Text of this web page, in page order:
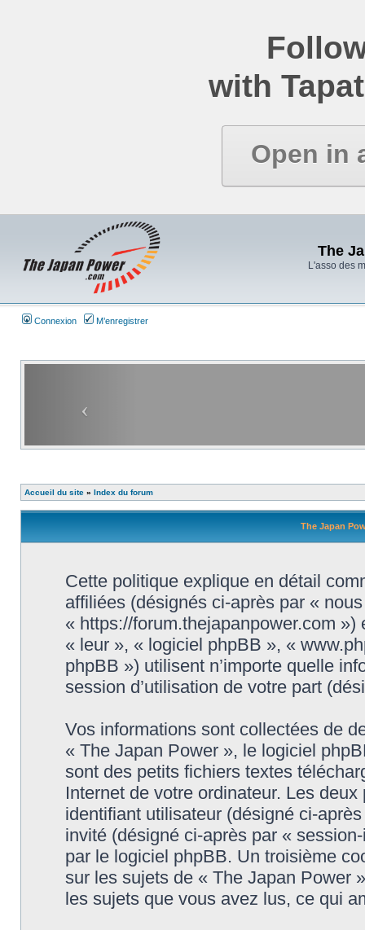
with
Open in
The
L'asso des
Connexion M’enregistrer
Accueil du site » Index du forum
The Japan
Cette politique explique en détail
affiliées (désignés ci-après par «
« https://forum.thejapanpower.com
« leur », « logiciel phpBB », «
phpBB ») utilisent n’importe quelle
session d’utilisation de votre part
Vos informations sont collectées de
« The Japan Power », le logiciel
sont des petits fichiers textes
Internet de votre ordinateur. Les
identifiant utilisateur (désigné ci-
invité (désigné ci-après par «
par le logiciel phpBB. Un troisième
sur les sujets de « The Japan Power
les sujets que vous avez lus, ce qui